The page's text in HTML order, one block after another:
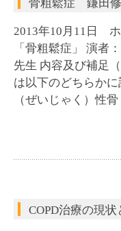
骨粗鬆症 鎌田
2013年10月11日
「骨粗鬆症」 演者
先生 内容及び補足
は以下のどちらか
（ぜいじゃく）性
COPD治療の現